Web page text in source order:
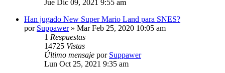
Jue Dic 09, 2021 9:55 am
Han jugado New Super Mario Land para SNES?
por Suppawer» Mar Feb 25, 2020 10:05 am
1 Respuestas
14725 Vistas
Último mensaje por Suppawer
Lun Oct 25, 2021 9:35 am